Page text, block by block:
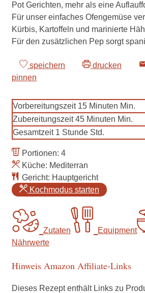
Pot Gerichten, mehr als eine
Für unser einfaches Ofengemüse
Kürbis, Kartoffeln und marinierte
Für den zusätzlichen Pep sorgt
speichern drucken
pinnen
Vorbereitungszeit 15 Minuten Min.
Zubereitungszeit45 Minuten Min.
Gesamtzeit 1 Stunde Std.
Portionen: 4
Küche: Mediterran
Gericht: Hauptgericht
Kochmodus starten
Zutaten Equipment
Nährwerte
Hinweis Amazon Affiliate-Links
Dieses Rezept enthält Links zu